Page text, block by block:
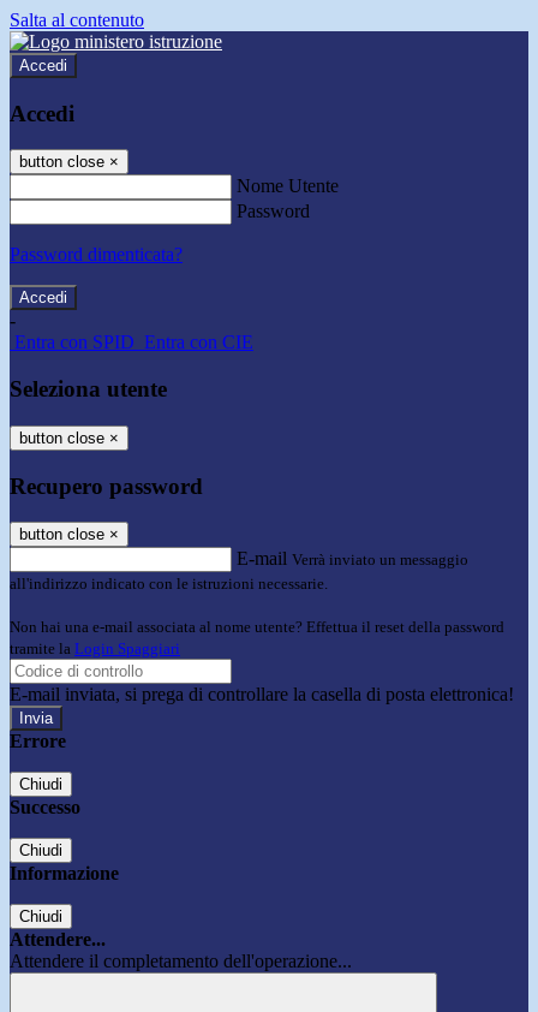
Salta al contenuto
Accedi
Accedi
button close ×
Nome Utente
Password
Password dimenticata?
-
Entra con SPID Entra con CIE
Seleziona utente
button close ×
Recupero password
button close ×
E-mail Verrà inviato un messaggio
all'indirizzo indicato con le istruzioni necessarie.
Non hai una e-mail associata al nome utente? Effettua il reset della password
tramite la Login Spaggiari
E-mail inviata, si prega di controllare la casella di posta elettronica!
Errore
Chiudi
Successo
Chiudi
Informazione
Chiudi
Attendere...
Attendere il completamento dell'operazione...